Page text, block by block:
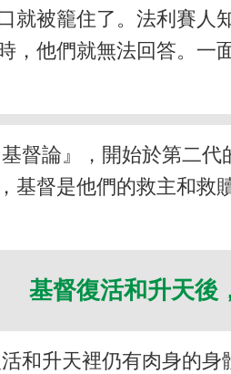
就被籠住了。法利賽
，他們就無法回答。一
督論』，開始於第二
基督是他們的救主和救
基督復活和升天後
和升天裡仍有肉身的